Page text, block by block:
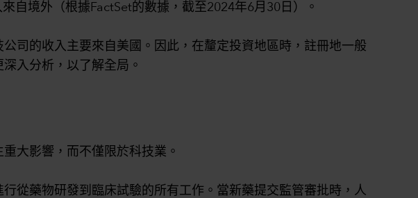
自境外（根據FactSet的數據，截至2024年6月30日）。
司的收入主要來自美國。因此，在釐定投資地區時，註冊地一般
入分析，以了解全局。
大影響，而不僅限於科技業。
從藥物研發到臨床試驗的所有工作。當新藥提交監管審批時，人